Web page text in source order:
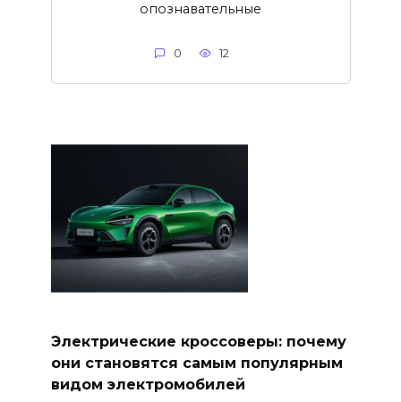
опознавательные
0 12
Электрические кроссоверы: почему
они становятся самым популярным
видом электромобилей